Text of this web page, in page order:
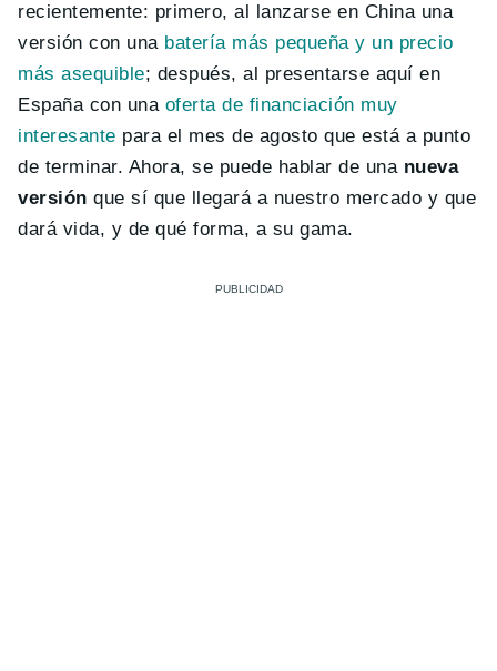
recientemente: primero, al lanzarse en China una
versión con una batería más pequeña y un precio
más asequible; después, al presentarse aquí en
España con una oferta de financiación muy
interesante para el mes de agosto que está a punto
de terminar. Ahora, se puede hablar de una nueva
versión que sí que llegará a nuestro mercado y que
dará vida, y de qué forma, a su gama.